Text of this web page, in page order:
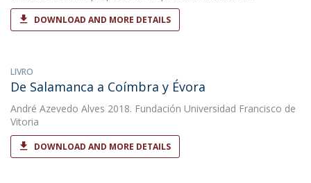
DOWNLOAD AND MORE DETAILS
LIVRO
De Salamanca a Coímbra y Évora
André Azevedo Alves 2018. Fundación Universidad Francisco de
Vitoria
DOWNLOAD AND MORE DETAILS